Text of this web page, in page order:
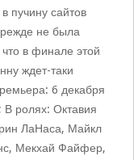
пучину сайтов
не была
в финале этой
ждет-таки
6 декабря
ролях: Октавия
ЛаНаса, Майкл
Мекхай Файфер,